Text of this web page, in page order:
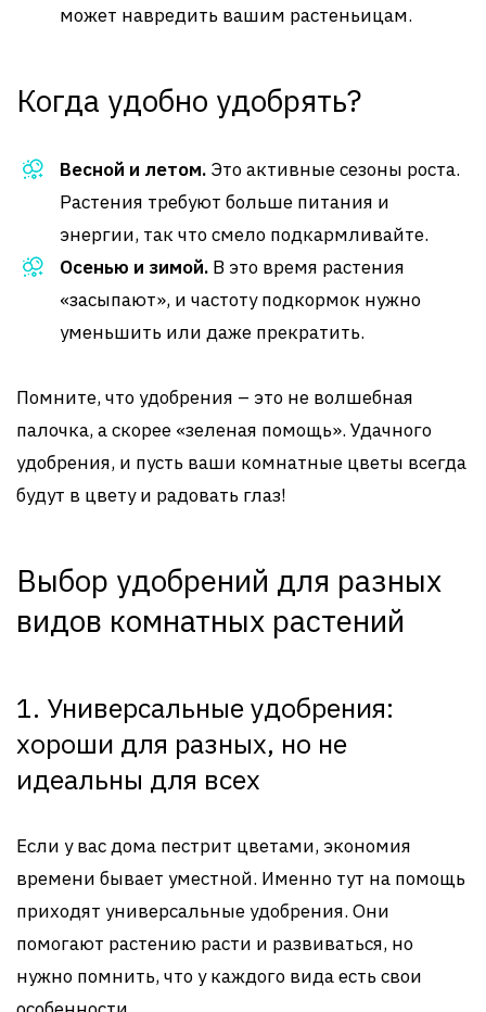
может навредить вашим растеньицам.
Когда удобно удобрять?
Весной и летом. Это активные сезоны роста.
Растения требуют больше питания и
энергии, так что смело подкармливайте.
Осенью и зимой. В это время растения
«засыпают», и частоту подкормок нужно
уменьшить или даже прекратить.
Помните, что удобрения – это не волшебная
палочка, а скорее «зеленая помощь». Удачного
удобрения, и пусть ваши комнатные цветы всегда
будут в цвету и радовать глаз!
Выбор удобрений для разных
видов комнатных растений
1. Универсальные удобрения:
хороши для разных, но не
идеальны для всех
Если у вас дома пестрит цветами, экономия
времени бывает уместной. Именно тут на помощь
приходят универсальные удобрения. Они
помогают растению расти и развиваться, но
нужно помнить, что у каждого вида есть свои